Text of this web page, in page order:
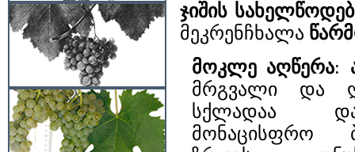
ჯიშის
მეკრენჩხალა
მოკლე აღწერა:
მრგვალი და
სქლადაა
მონაცისფრო